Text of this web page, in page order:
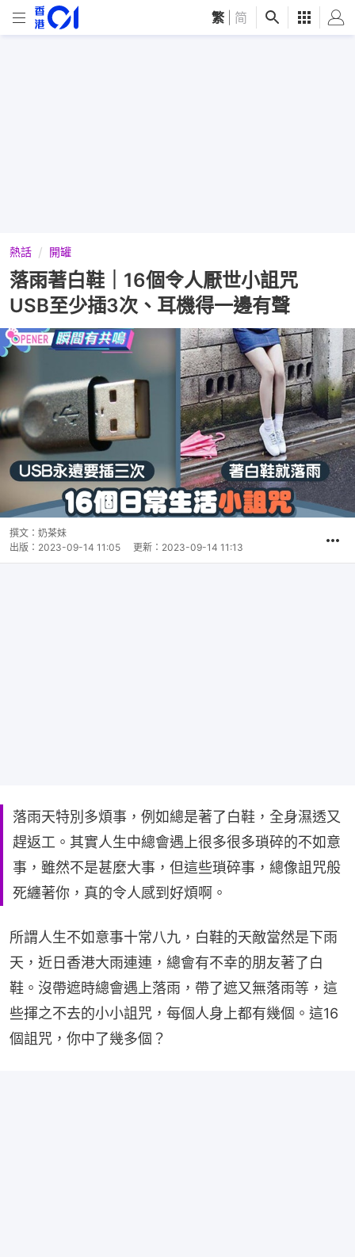
繁 简
熱話 開罐
落雨著白鞋｜16個令人厭世小詛咒
USB至少插3次、耳機得一邊有聲
撰文： 奶茶妹
出版： 2023-09-14 11:05 更新： 2023-09-14 11:13
落雨天特別多煩事，例如總是著了白鞋，全身濕透又
趕返工。其實人生中總會遇上很多很多瑣碎的不如意
事，雖然不是甚麼大事，但這些瑣碎事，總像詛咒般
死纏著你，真的令人感到好煩啊。
所謂人生不如意事十常八九，白鞋的天敵當然是下雨
天，近日香港大雨連連，總會有不幸的朋友著了白
鞋。沒帶遮時總會遇上落雨，帶了遮又無落雨等，這
些揮之不去的小小詛咒，每個人身上都有幾個。這16
個詛咒，你中了幾多個？